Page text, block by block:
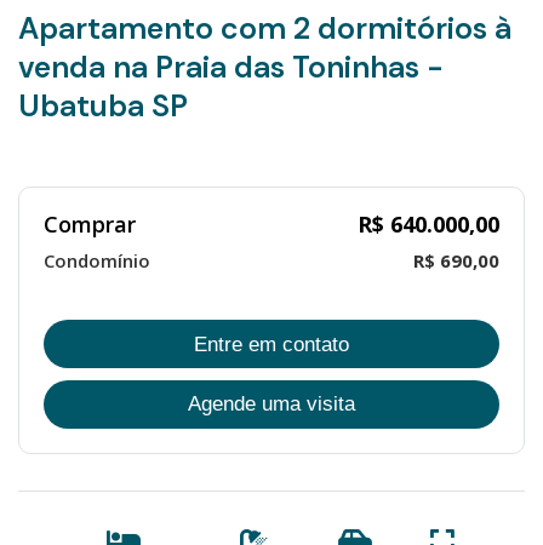
Apartamento com 2 dormitórios à
venda na Praia das Toninhas -
Ubatuba SP
Comprar R$ 640.000,00
Condomínio R$ 690,00
Entre em contato
Agende uma visita